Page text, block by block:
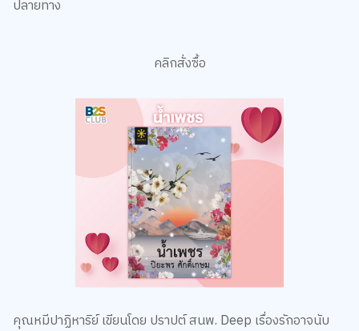
เป็นความป่วยไข้ที่ไม่ปาฏิหาริย์... "เต้าหู้" ตุ๊กตาหมีสีขาวนวลตัว